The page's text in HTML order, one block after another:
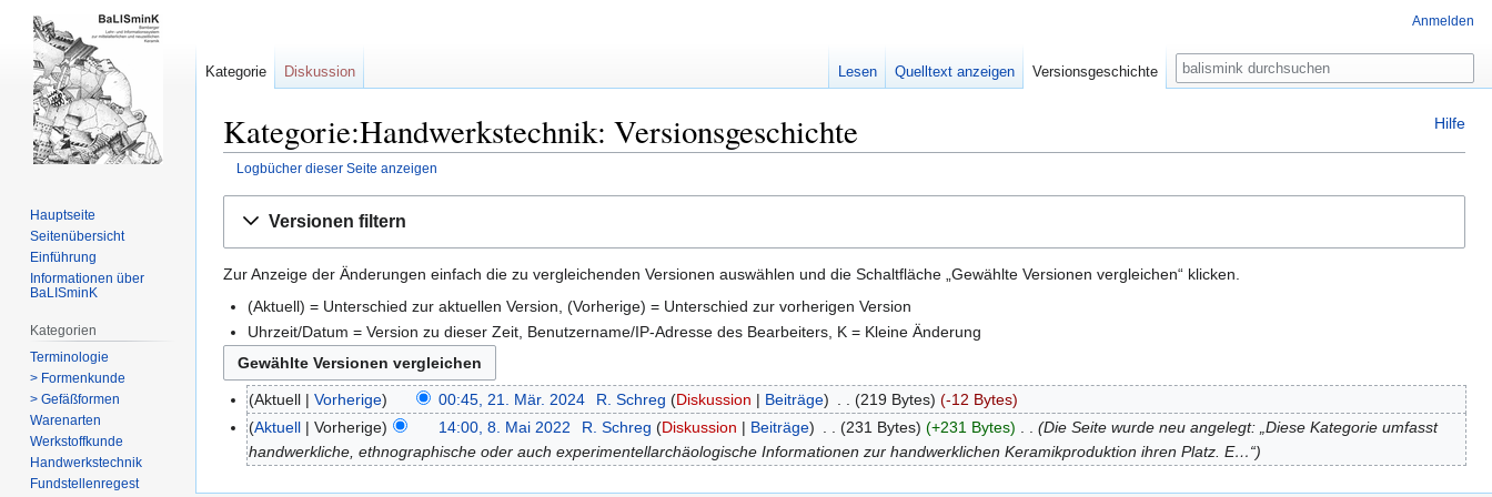
Hilfe
Kategorie:Handwerkstechnik: Versionsgeschichte
Logbücher dieser Seite anzeigen
Navigation
Suche
Versionen filtern
Zur Anzeige der Änderungen einfach die zu vergleichenden Versionen auswählen und die Schaltfläche „Gewählte Versionen vergleichen“ klicken.
(Aktuell) = Unterschied zur aktuellen Version, (Vorherige) = Unterschied zur vorherigen Version
Uhrzeit/Datum = Version zu dieser Zeit, Benutzername/IP-Adresse des Bearbeiters, K = Kleine Änderung
Aktuell Vorherige 00:45, 21. Mär. 2024 R. Schreg Diskussion Beiträge 219 Bytes
-12 Bytes
Aktuell
Vorherige 14:00, 8. Mai 2022 R. Schreg Diskussion Beiträge 231 Bytes +231 Bytes
Die Seite wurde neu angelegt: „Diese Kategorie umfasst
handwerkliche, ethnographische oder auch experimentellarchäologische Informationen zur handwerklichen Keramikproduktion ihren Platz. E…“
Anmelden
Kategorie Diskussion Lesen Quelltext anzeigen Versionsgeschichte
Suche
Hauptseite
Seitenübersicht
Einführung
Informationen über
BaLISminK
Kategorien
Terminologie
> Formenkunde
> Gefäßformen
Warenarten
Werkstoffkunde
Handwerkstechnik
Fundstellenregest